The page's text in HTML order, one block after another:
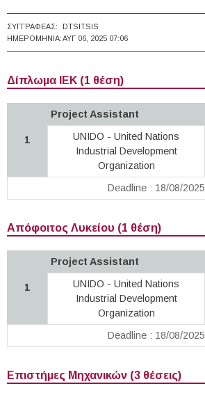
ΣΥΓΓΡΑΦΈΑΣ:
DTSITSIS
ΗΜΕΡΟΜΗΝΊΑ:ΑΥΓ 06, 2025 07:06
Δίπλωμα ΙΕΚ (1 θέση)
1
Project Assistant
UNIDO - United Nations
Industrial Development
Organization
Deadline : 18/08/2025
Απόφοιτος Λυκείου (1 θέση)
1
Project Assistant
UNIDO - United Nations
Industrial Development
Organization
Deadline : 18/08/2025
Επιστήμες Μηχανικών (3 θέσεις)